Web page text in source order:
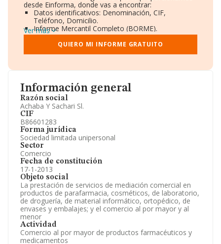
Información general
Razón social
Achaba Y Sachari Sl.
CIF
B86601283
Forma jurídica
Sociedad limitada unipersonal
Sector
Comercio
Fecha de constitución
17-1-2013
Objeto social
La prestación de servicios de mediación comercial en
productos de parafarmacia, cosméticos, de laboratorio,
de droguería, de material informático, ortopédico, de
envases y embalajes; y el comercio al por mayor y al
menor
Actividad
Comercio al por mayor de productos farmacéuticos y
medicamentos
desde Einforma, donde vas a encontrar:
Datos identificativos: Denominación, CIF,
Teléfono, Domicilio.
Informe Mercantil Completo (BORME).
Gráficos de Evolución Ventas y Empleados.
Consejo de Administración y Administradores.
Directivos y Ejecutivos.
Información oficial y registral complementaria.
Ver más
QUIERO MI INFORME GRATUITO